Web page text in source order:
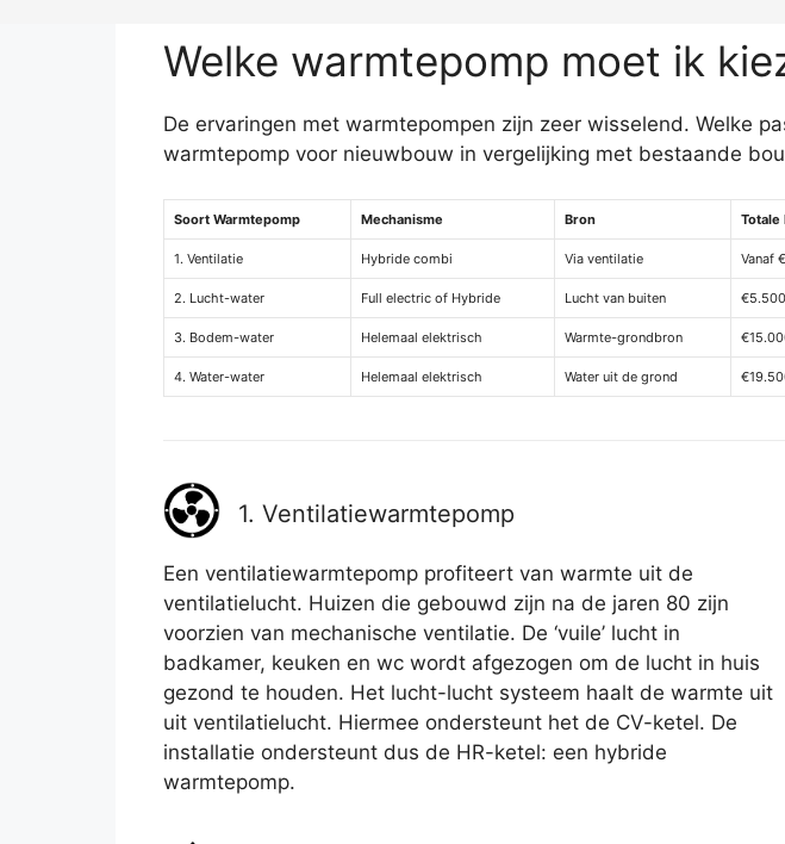
Welke warmtepomp moet ik
De ervaringen met warmtepompen zijn zeer wisselend. Welke
warmtepomp voor nieuwbouw in vergelijking met bestaande
Soort Warmtepomp Mechanisme Bron Totale
1. Ventilatie Hybride combi Via ventilatie Vanaf
2. Lucht-water Full electric of Hybride Lucht van buiten
3. Bodem-water Helemaal elektrisch Warmte-grondbron
4. Water-water Helemaal elektrisch Water uit de grond
1. Ventilatiewarmtepomp
Een ventilatiewarmtepomp profiteert van warmte uit de
ventilatielucht. Huizen die gebouwd zijn na de jaren 80 zijn
voorzien van mechanische ventilatie. De ‘vuile’ lucht in
badkamer, keuken en wc wordt afgezogen om de lucht in huis
gezond te houden. Het lucht-lucht systeem haalt de warmte uit
uit ventilatielucht. Hiermee ondersteunt het de CV-ketel. De
installatie ondersteunt dus de HR-ketel: een hybride
warmtepomp.